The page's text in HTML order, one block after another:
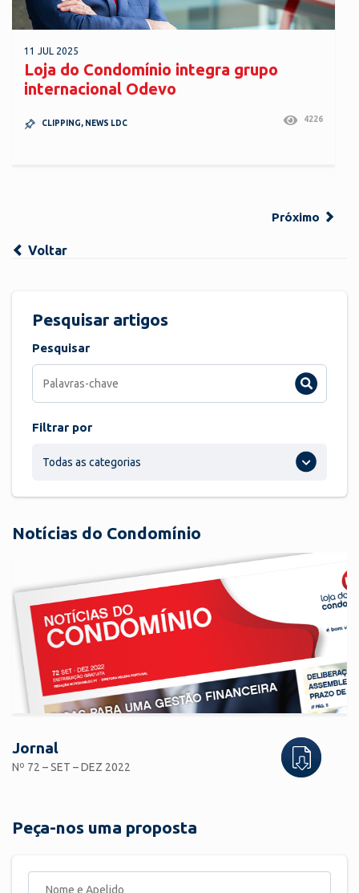
11 JUL 2025
Loja do Condomínio integra grupo
internacional Odevo
CLIPPING, NEWS LDC 4226
Próximo
Voltar
Pesquisar artigos
Pesquisar
Filtrar por
Todas as categorias
Notícias do Condomínio
Jornal
Nº 72 – SET – DEZ 2022
Peça-nos uma proposta